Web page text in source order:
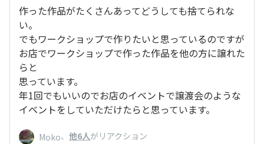
作った作品がたくさんあってどうしても捨てられな
い。
でもワークショップで作りたいと思っているのですが
お店でワークショップで作った作品を他の方に譲れた
らと
思っています。
年1回でもいいのでお店のイベントで譲渡会のような
イベントをしていただけたらと思っています。
Moko、 他6人がリアクション